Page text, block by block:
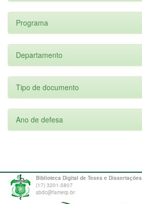
Programa
Departamento
Tipo de documento
Ano de defesa
Biblioteca Digital de Teses e Dissertações
(17) 3201-5807
sbdc@famerp.br